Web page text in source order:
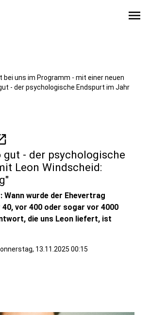
menu
bei uns im Programm - mit einer neuen
- der psychologische Endspurt im Jahr
gut - der psychologische
Leon Windscheid:
Wann wurde der Ehevertrag
vor 400 oder sogar vor 4000
die uns Leon liefert, ist
13.11.2025 00:15